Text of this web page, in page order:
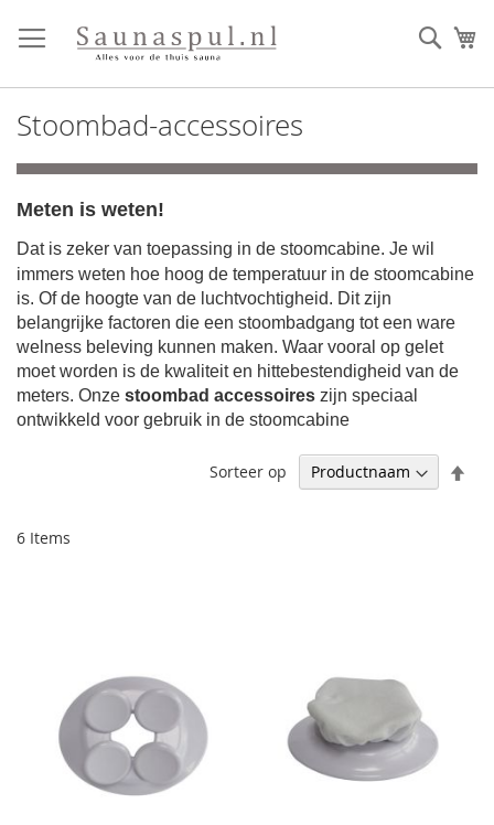
direct
door
inhoud
Stoombad-accessoires
Meten is weten!
Dat is zeker van toepassing in de stoomcabine. Je wil
immers weten hoe hoog de temperatuur in de stoomcabine
is. Of de hoogte van de luchtvochtigheid. Dit zijn
belangrijke factoren die een stoombadgang tot een ware
welness beleving kunnen maken. Waar vooral op gelet
moet worden is de kwaliteit en hittebestendigheid van de
meters. Onze stoombad accessoires zijn speciaal
ontwikkeld voor gebruik in de stoomcabine
6 Items
Sorteer op